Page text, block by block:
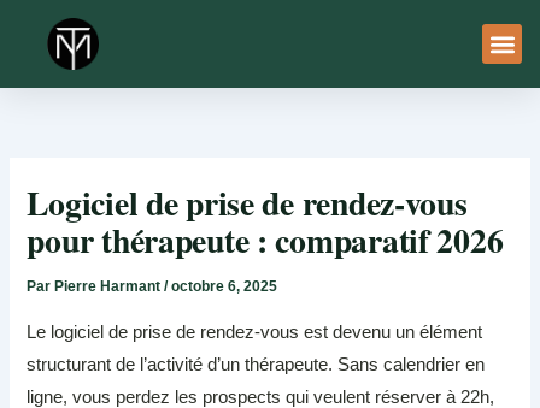
contenu
Logiciel de prise de rendez-vous
pour thérapeute : comparatif 2026
Par Pierre Harmant/octobre 6, 2025
Le logiciel de prise de rendez-vous est devenu un élément
structurant de l’activité d’un thérapeute. Sans calendrier en
ligne, vous perdez les prospects qui veulent réserver à 22h,